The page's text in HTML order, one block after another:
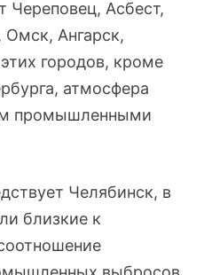
Череповец, Асбест,
Омск, Ангарск,
городов, кроме
атмосфера
промышленными
Челябинск, в
близкие к